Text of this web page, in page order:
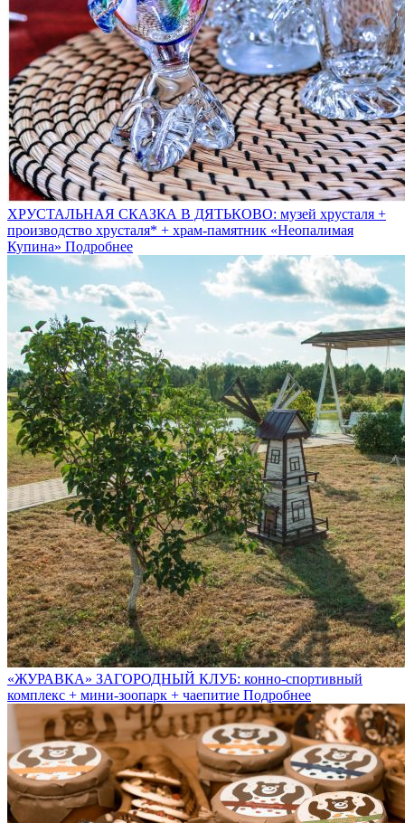
ХРУСТАЛЬНАЯ СКАЗКА В ДЯТЬКОВО: музей хрусталя +
производство хрусталя* + храм-памятник «Неопалимая
Купина» Подробнее
«ЖУРАВКА» ЗАГОРОДНЫЙ КЛУБ: конно-спортивный
комплекс + мини-зоопарк + чаепитие Подробнее